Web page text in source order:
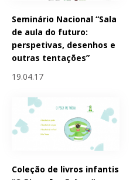
Seminário Nacional “Sala
de aula do futuro:
perspetivas, desenhos e
outras tentações”
19.04.17
Coleção de livros infantis